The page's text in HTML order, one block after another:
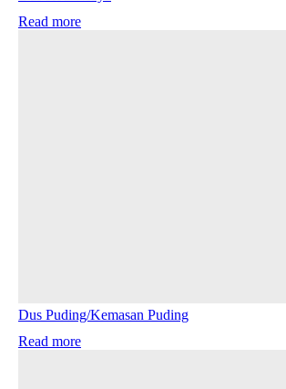
Read more
Dus Puding/Kemasan Puding
Read more